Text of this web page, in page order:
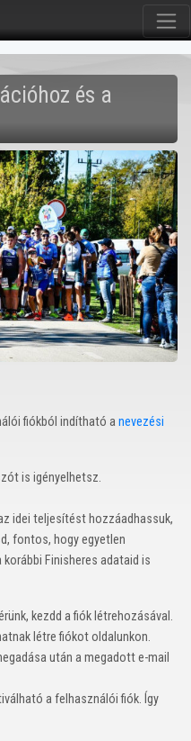
és a
fiókból indítható anevezési
is igényelhetsz.
idei teljesítést hozzáadhassuk,
fontos, hogy egyetlen
Finisheres adataid is
kezdd a fiók létrehozásával.
létre fiókot oldalunkon.
után a megadott e-mail
a felhasználói fiók. Így